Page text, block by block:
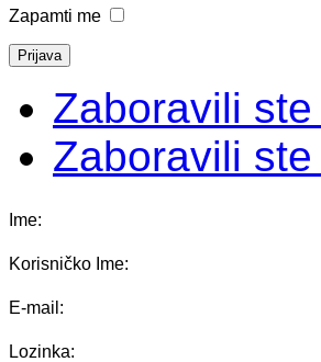
Zapamti me
Zaboravili
Zaboravili
Ime:
Korisničko Ime:
E-mail:
Lozinka: